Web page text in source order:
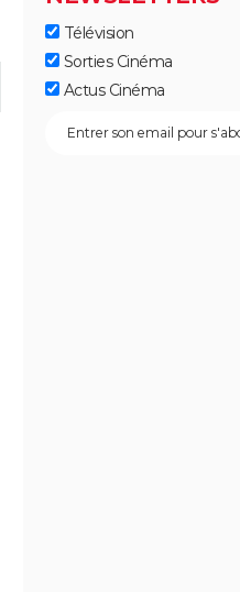
Télévision
Sorties Cinéma
Actus Cinéma